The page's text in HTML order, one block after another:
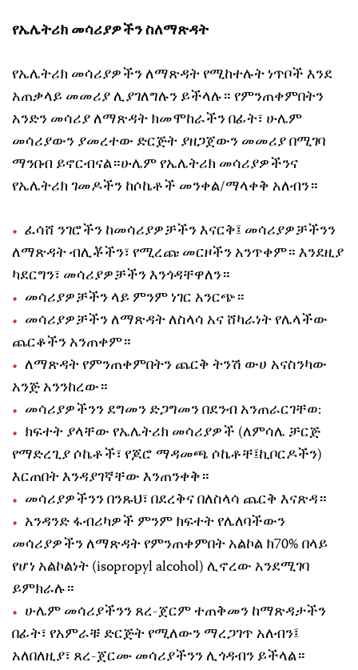
የኤሌትሪክ መሳሪያዎችን ስለማጽዳት
የኤሌትሪክ መሳሪያዎችን ለማጽዳት የሚከተሉት ነጥቦች እንደ
አጠቃላይ መመሪያ ሊያገለግሉን ይችላሉ። የምንጠቀምበትን
አንድን መሳሪያ ለማጽዳት ክመሞከራችን በፊት፣ ሁሌም
መሳሪያውን ያመረተው ድርጅት ያዘጋጀውን መመሪያ በሚገባ
ማንበብ ይኖርብናል።ሁሌም የኤሌትሪክ መሳሪያዎችንና
የኤሌትሪክ ገመዶችን ከሶኬቶች መንቀል/ማላቀቅ አለብን።
ፈሳሸ ንገሮችን ከመሳሪያዎቻችን እናርቅ፤ መሳሪያዎቻችንን
ለማጽዳት ብሊቾችን፣ የሚረጩ መርዞችን አንጥቀም። እንደዚያ
ካደርግን፣ መሳሪያዎቻችን እንጎዳቸዋለን።
መሳሪያዎቻችን ላይ ምንም ነገር አንርጭ።
መሳሪያዎቻችን ለማጽዳት ለስላሳ አና ሸካራነት የሌላችው
ጨርቆችን አንጠቀም።
ለማጽዳት የምንጠቀምበትን ጨርቅ ትንሽ ውሀ አናስንካው
አንጅ አንንከረው።
መሳሪያዎችንን ደግመን ድጋግመን በደንብ አንጠራርገቸወ:
ክፍተት ያላቸው የኤሌትሪክ መሳሪያዎች (ለምሳሌ ቻርጅ
የማድረጊያ ሶኬቶች፣ የጆሮ ማዳመጫ ሶኬቶቸ፤ኪቦርዶችን)
እርጠበት እንዳያገኛቸው እንጠንቀቅ።
መሳሪያዎችንን በንጹህ፣ በደረቅና በለስላሳ ጨርቅ እናጽዳ።
አንዳንድ ፋብሪካዎች ምንም ክፍተት የሌለባችውን
መሳሪያዎችን ለማጽዳት የምንጠቀምበት አልኮል ክ70% በላይ
የሆነ አልኮልነት (isopropyl alcohol) ሊኖረው አንደሚገባ
ይምክራሉ።
ሁሌም መሳሪያችንን ጸረ-ጀርም ተጠቅመን ከማጽዳታችን
በፊት፣ የአምራቹ ድርጅት የሚለውን ማረጋገጥ አለብን፤
አለበለዚያ፣ ጸረ-ጀርሙ መሳሪያችንን ሊጎዳብን ይችላል።